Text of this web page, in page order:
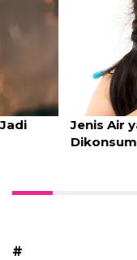
Jenis Air yang
Dikonsumsi?
#